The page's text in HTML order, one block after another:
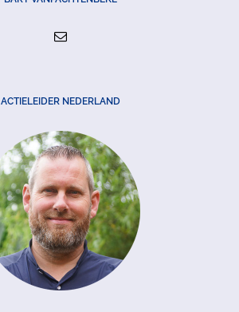
ACTIELEIDER NEDERLAND